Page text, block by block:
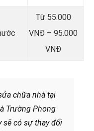
Từ 55.000
VNĐ – 95.000
VNĐ
chữa nhà tại
Trường Phong
sẽ có sự thay đổi